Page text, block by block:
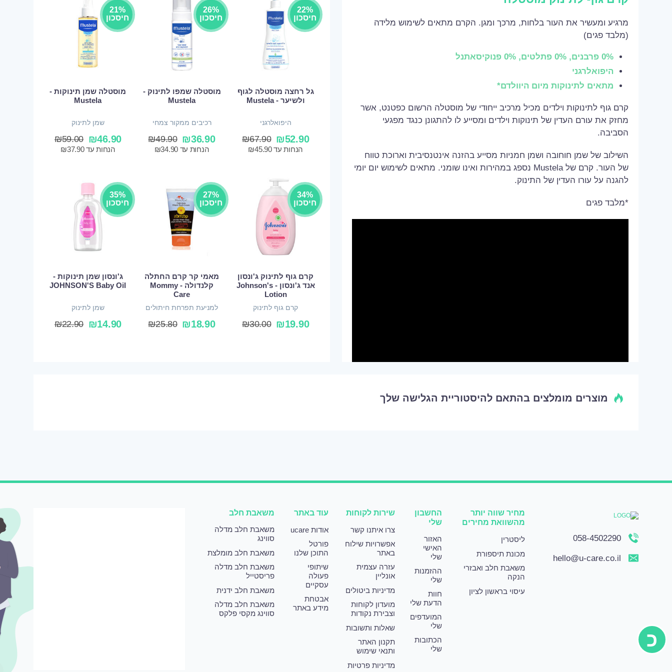
מרגיע ומעשיר את העור בלחות, מרכך ומגן. הקרם מתאים לשימוש מלידה
(מלבד פגים)
0% פרבנים, 0% פתלטים, 0% פנוקיסאתנל
היפואלרגני
מתאים לתינוקות מיום היוולדם*
קרם גוף לתינוקות וילדים מכיל מרכיב ייחודי של מוסטלה הרשום כפטנט, אשר
מחזק את עורם העדין של תינוקות וילדים ומסייע לו להתגונן כנגד מפגעי
הסביבה.
השילוב של שמן חוחובה ושמן חמניות מסייע בהזנה אינטנסיבית וארוכת טווח
של העור. קרם של Mustela נספג במהירות ואינו שומני. מתאים לשימוש יום יומי
להגנה על עורו העדין של התינוק.
*מלבד פגים
22%
חיסכון
גל רחצה מוסטלה לגוף
ולשיער - Mustela
היפואלרגני
₪52.90
₪67.90
הנחות עד ₪45.90
26%
חיסכון
מוסטלה שמפו לתינוק -
Mustela
רכיבים ממקור צמחי
₪36.90
₪49.90
הנחות עד ₪34.90
21%
חיסכון
מוסטלה שמן תינוקות -
Mustela
שמן לתינוק
₪46.90
₪59.00
הנחות עד ₪37.90
34%
חיסכון
קרם גוף לתינוק ג'ונסון
אנד ג'ונסון - Johnson's
Lotion
קרם גוף לתינוק
₪19.90
₪30.00
27%
חיסכון
מאמי קר קרם החתלה
קלנדולה - Mommy
Care
למניעת תפרחת חיתולים
₪18.90
₪25.80
35%
חיסכון
ג'ונסון שמן תינוקות -
JOHNSON'S Baby Oil
שמן לתינוק
₪14.90
₪22.90
מוצרים מומלצים בהתאם להיסטוריית הגלישה שלך
058-4502290
hello@u-care.co.il
מחיר שווה יותר
מהשוואת מחירים
ליסטרין
מכונת תיספורת
משאבת חלב ואבזרי
הנקה
עיסוי בראשון לציון
החשבון
שלי
האזור
האישי
שלי
ההזמנות
שלי
חוות
הדעת שלי
המועדפים
שלי
הכתובות
שלי
שירות לקוחות
צרו איתנו קשר
אפשרויות שילוח
באתר
עזרה עצמית
אונליין
מדיניות ביטולים
מועדון לקוחות
וצבירת נקודות
שאלות ותשובות
תקנון האתר
ותנאי שימוש
מדיניות פרטיות
עוד באתר
אודות ucare
פורטל
התוכן שלנו
שיתופי
פעולה
עסקיים
אבטחת
מידע באתר
משאבת חלב
משאבת חלב מדלה
סווינג
משאבת חלב מומלצת
משאבת חלב מדלה
פריסטייל
משאבת חלב ידנית
משאבת חלב מדלה
סווינג מקסי פלקס
כ